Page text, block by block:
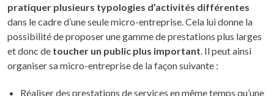
pratiquer plusieurs typologies d’activités différentes
dans le cadre d’une seule micro-entreprise. Cela lui donne la
possibilité de proposer une gamme de prestations plus larges
et donc de toucher un public plus important. Il peut ainsi
organiser sa micro-entreprise de la façon suivante :
Réaliser des prestations de services en même temps qu’une